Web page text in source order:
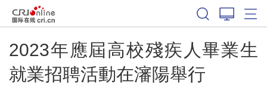
2023年應屆高校殘疾人畢業生
就業招聘活動在瀋陽舉行